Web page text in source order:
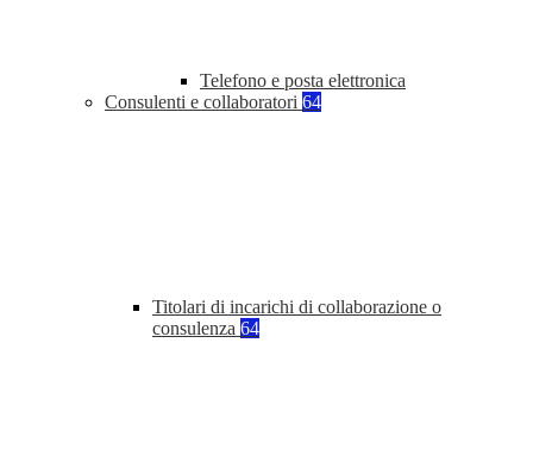
Telefono e posta elettronica
Consulenti e collaboratori 64
Titolari di incarichi di collaborazione o
consulenza 64